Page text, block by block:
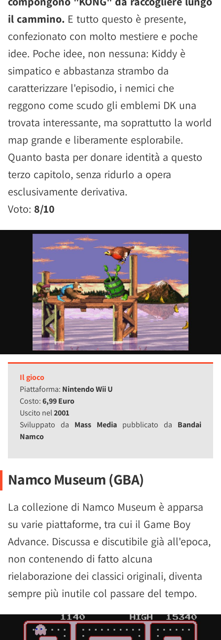
il cammino. E tutto questo è presente,
confezionato con molto mestiere e poche
idee. Poche idee, non nessuna: Kiddy è
simpatico e abbastanza strambo da
caratterizzare l'episodio, i nemici che
reggono come scudo gli emblemi DK una
trovata interessante, ma soprattutto la world
map grande e liberamente esplorabile.
Quanto basta per donare identità a questo
terzo capitolo, senza ridurlo a opera
esclusivamente derivativa.
Voto: 8/10
Il gioco
Piattaforma: Nintendo Wii U
Costo:6,99 Euro
Uscito nel2001
Sviluppato da Mass Media pubblicato da Bandai
Namco
Namco Museum (GBA)
La collezione di Namco Museum è apparsa
su varie piattaforme, tra cui il Game Boy
Advance. Discussa e discutibile già all'epoca,
non contenendo di fatto alcuna
rielaborazione dei classici originali, diventa
sempre più inutile col passare del tempo.